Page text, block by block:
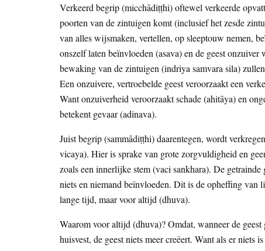
Verkeerd begrip (micchādiṭṭhi) oftewel verkeerde
poorten van de zintuigen komt (inclusief het zesde
van alles wijsmaken, vertellen, op sleeptouw nemen,
onszelf laten beïnvloeden (asava) en de geest
bewaking van de zintuigen (indriya samvara sila)
Een onzuivere, vertroebelde geest veroorzaakt een
Want onzuiverheid veroorzaakt schade (ahitāya) en
betekent gevaar (adinava).
Juist begrip (sammādiṭṭhi) daarentegen, wordt
vicaya). Hier is sprake van grote zorgvuldigheid en
zoals een innerlijke stem (vaci sankhara). De
niets en niemand beïnvloeden. Dit is de opheffing
lange tijd, maar voor altijd (dhuva).
Waarom voor altijd (dhuva)? Omdat, wanneer de geest
huisvest, de geest niets meer creëert. Want als er